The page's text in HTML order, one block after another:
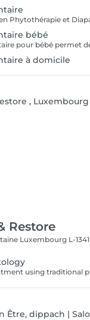
bébé
à domicile
Restore
Luxembourg L-1341